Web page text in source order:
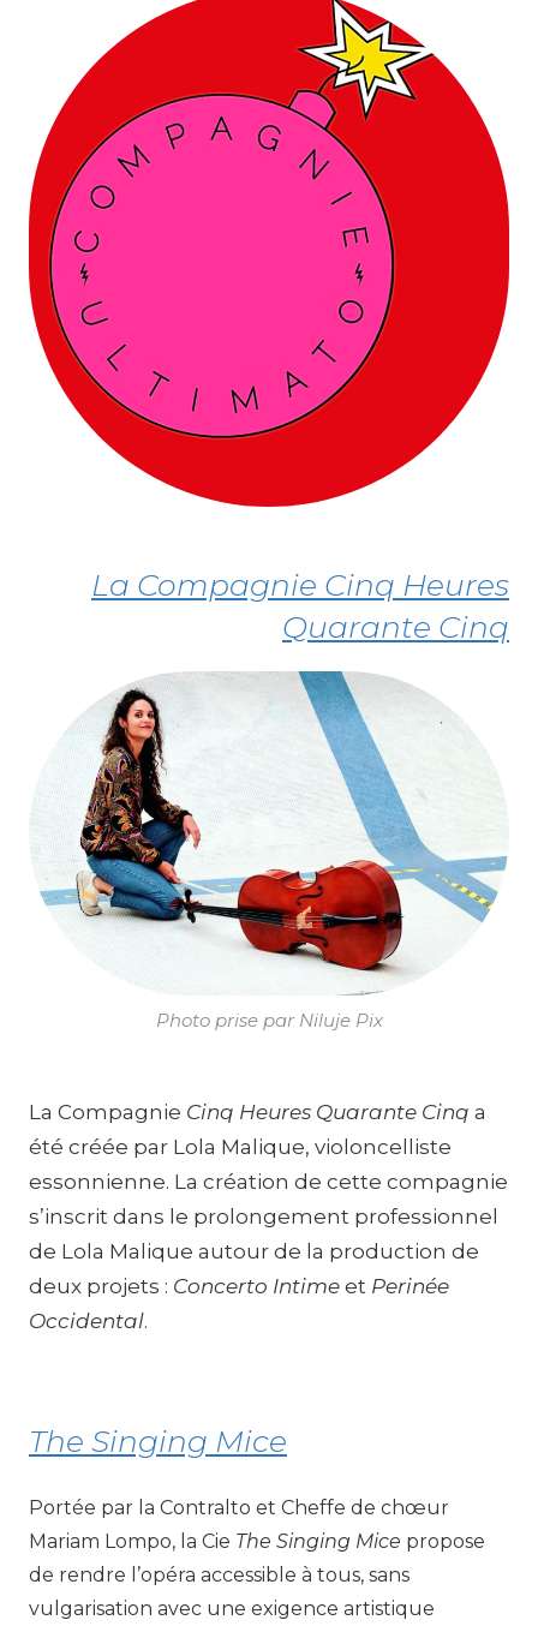
La Compagnie Cinq Heures
Quarante Cinq
Photo prise par Niluje Pix
La Compagnie Cinq Heures Quarante Cinq a
été créée par Lola Malique, violoncelliste
essonnienne. La création de cette compagnie
s’inscrit dans le prolongement professionnel
de Lola Malique autour de la production de
deux projets : Concerto Intime et Perinée
Occidental.
The Singing Mice
Portée par la Contralto et Cheffe de chœur
Mariam Lompo, la Cie The Singing Mice propose
de rendre l’opéra accessible à tous, sans
vulgarisation avec une exigence artistique